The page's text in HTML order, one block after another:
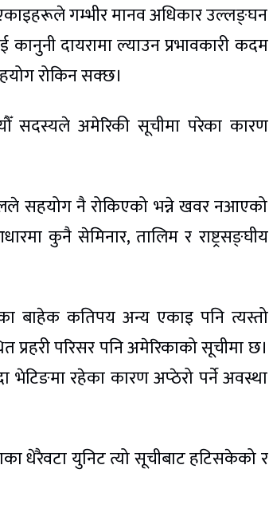
गम्भीर मानव अधिकार उल्लङ्घन
दायरामा ल्याउन प्रभावकारी कदम
रोकिन सक्छ।
सदस्यले अमेरिकी सूचीमा परेका कारण
सहयोग नै रोकिएको भन्ने खवर नआएको
कुनै सेमिनार, तालिम र राष्ट्रसङ्घीय
बाहेक कतिपय अन्य एकाइ पनि त्यस्तो
प्रहरी परिसर पनि अमेरिकाको सूचीमा छ।
भेटिङमा रहेका कारण अप्ठेरो पर्ने अवस्था
धेरैवटा युनिट त्यो सूचीबाट हटिसकेको र